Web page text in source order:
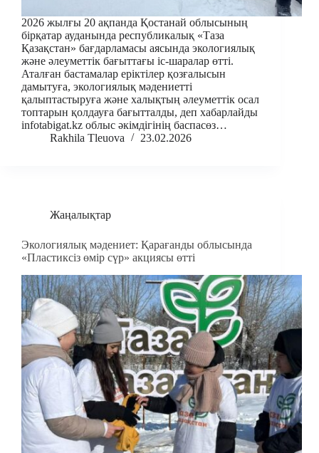
2026 жылғы 20 ақпанда Қостанай облысының
бірқатар ауданында республикалық «Таза
Қазақстан» бағдарламасы аясында экологиялық
және әлеуметтік бағыттағы іс-шаралар өтті.
Аталған бастамалар еріктілер қозғалысын
дамытуға, экологиялық мәдениетті
қалыптастыруға және халықтың әлеуметтік осал
топтарын қолдауға бағытталды, деп хабарлайды
infotabigat.kz облыс әкімдігінің баспасөз…
Rakhila Tleuova
23.02.2026
Жаңалықтар
Экологиялық мәдениет: Қарағанды облысында
«Пластиксіз өмір сүр» акциясы өтті